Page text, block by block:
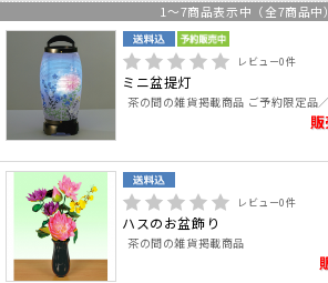
1 ～7商品表示中（全7商品中）
レビュー0件
ミニ盆提灯
茶の間の雑貨掲載商品 ご予約限定品
レビュー0件
ハスのお盆飾り
茶の間の雑貨掲載商品